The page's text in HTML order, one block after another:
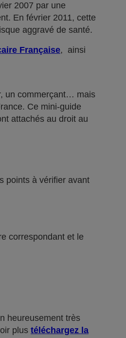
2007 par une
En février 2011, cette
aggravé de santé.
Française, ainsi
un commerçant… mais
Ce mini-guide
attachés au droit au
points à vérifier avant
correspondant et le
heureusement très
plus téléchargez la